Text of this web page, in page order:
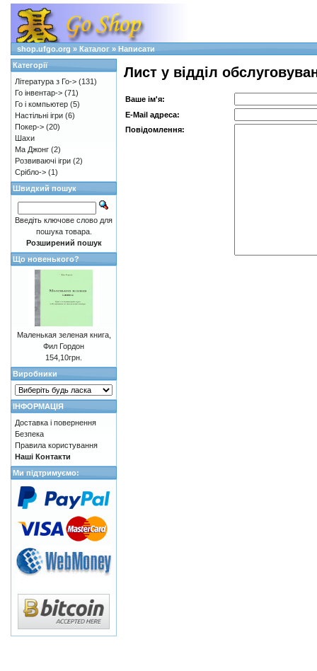
shop.ufgo.org » Каталог » Написати
Лист у відділ
Ваше ім'я:
E-Mail адреса:
Повідомлення:
Категорії
Література з Го-> (131)
Го інвентар-> (71)
Го і компьютер (5)
Настільні ігри (6)
Покер-> (20)
Шахи
Ма Джонг (2)
Розвиваючі ігри (2)
Срібло-> (1)
Швидкий пошук
Введіть ключове слово для
пошука товара.
Розширений пошук
Що новенького?
Маленькая зеленая книга,
Фил Гордон
154,10грн.
Виробники
ІНФОРМАЦІЯ
Доставка і повернення
Безпека
Правила користування
Наші Контакти
Ми підтримуємо: